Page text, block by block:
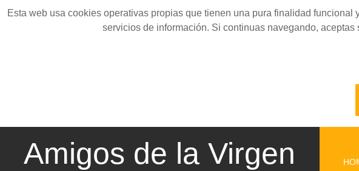
Esta web usa cookies operativas propias que tienen una pura finalidad
servicios de información. Si continuas navegando,
Amigos de la Virgen